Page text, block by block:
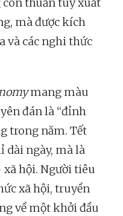
mà được kích
và các nghi thức
mang màu
đán là “đỉnh
trong năm. Tết
ngày, mà là
hội. Người tiêu
xã hội, truyền
về một khởi đầu